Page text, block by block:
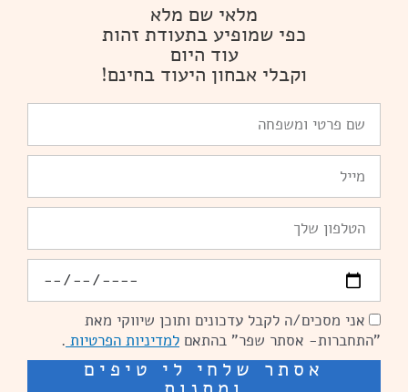
מלאי שם מלא
כפי שמופיע בתעודת זהות
עוד היום
וקבלי אבחון היעוד בחינם!
פרטי
ומשפחה
הסכמהאני מסכים/ה לקבל עדכונים ותוכן שיווקי מאת
"התחברות- אסתר שפר" בהתאם למדיניות הפרטיות .
אסתר שלחי לי טיפים